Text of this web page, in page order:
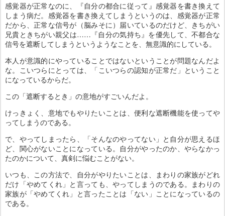
感覚器が正常なのに、『自分の都合に従って』感覚器を書き換えて
しまう病だ。感覚器を書き換えてしまうというのは、感覚器が正常
だから、正常な信号が（脳みそに）届いているのだけど、きちがい
兄貴ときちがい親父は……『自分の気持ち』を優先して、不都合な
信号を遮断してしまうというようなことを、無意識的にしている。
本人が意識的にやっていることではないということが問題なんだよ
な。こいつらにとっては、「こいつらの認知が正常だ」ということ
になっているからだ。
この「遮断するとき」の意地がすごいんだよ。
けっきょく、意地でもやりたいことは、便利な遮断機能を使ってや
ってしまうのである。
で、やってしまったら、「そんなのやってない」と自分が思えるほ
ど、関心がないことになっている。自分がやったのか、やらなかっ
たのかについて、真剣に悩むことがない。
いつも、この方法で、自分がやりたいことは、まわりの家族がどれ
だけ「やめてくれ」と言っても、やってしまうのである。まわりの
家族が「やめてくれ」と言ったことは「ない」ことになっているの
である。